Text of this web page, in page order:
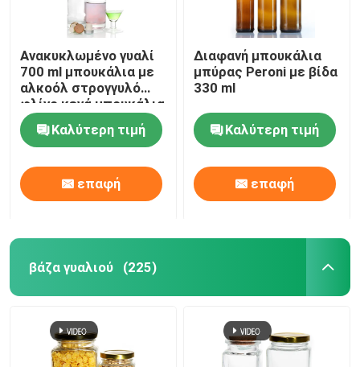
Ανακυκλωμένο γυαλί
700 ml μπουκάλια με
αλκοόλ στρογγυλό
φλίνο κενά μπουκάλια
με αλκοόλ
Καλύτερη τιμή
επαφή
Διαφανή μπουκάλια
μπύρας Peroni με βίδα
330 ml
Καλύτερη τιμή
επαφή
βάζα γυαλιού (225)